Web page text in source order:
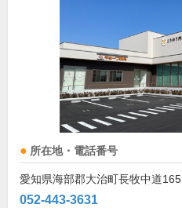
所在地・電話番号
愛知県海部郡大治町長牧中道165
052-443-3631